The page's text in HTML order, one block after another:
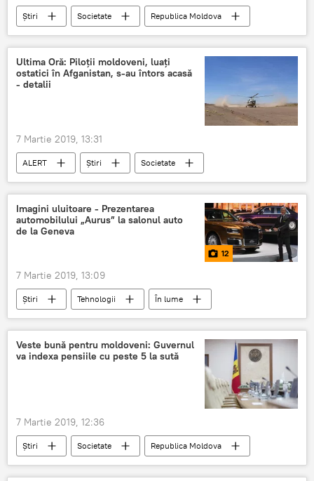
Știri Societate
Republica Moldova
Moldova
Moldoveni
strainatate
calatorie
masina
Ultima Oră: Piloții moldoveni, luați
ostatici în Afganistan, s-au întors acasă
- detalii
7 Martie 2019, 13:31
ALERT Știri
Societate
Politică
Republica Moldova
Incident cu implicarea unui elicopter moldovenesc în Afganistan
Afganistan
moldoveni
acasă
Imagini uluitoare - Prezentarea
automobilului „Aurus” la salonul auto
de la Geneva
12
7 Martie 2019, 13:09
Știri Tehnologii
În lume
Societate
Multimedia
Foto
Geneva
imagini
Prezentare
Automobil
Aurus Sedan
Veste bună pentru moldoveni: Guvernul
va indexa pensiile cu peste 5 la sută
7 Martie 2019, 12:36
Știri Societate
Republica Moldova
Moldova
Guvern
PDM